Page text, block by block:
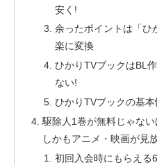
安く!
余ったポイントは「ひ
楽に変換
ひかりTVブックはBL
ない!
ひかりTVブックの基本
駆除人1巻が無料じゃな
しかもアニメ・映画が見
初回入会時にもらえる